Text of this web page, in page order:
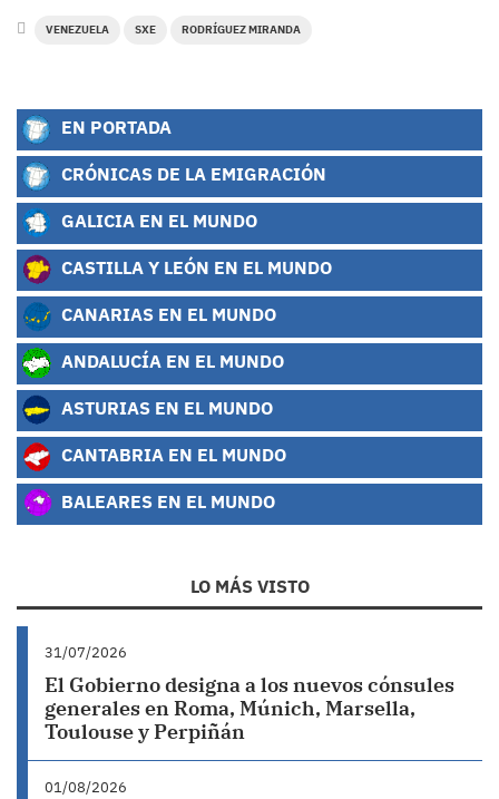
VENEZUELA SXE RODRÍGUEZ MIRANDA
EN PORTADA
CRÓNICAS DE LA EMIGRACIÓN
GALICIA EN EL MUNDO
CASTILLA Y LEÓN EN EL MUNDO
CANARIAS EN EL MUNDO
ANDALUCÍA EN EL MUNDO
ASTURIAS EN EL MUNDO
CANTABRIA EN EL MUNDO
BALEARES EN EL MUNDO
LO MÁS VISTO
31/07/2026
El Gobierno designa a los nuevos cónsules
generales en Roma, Múnich, Marsella,
Toulouse y Perpiñán
01/08/2026